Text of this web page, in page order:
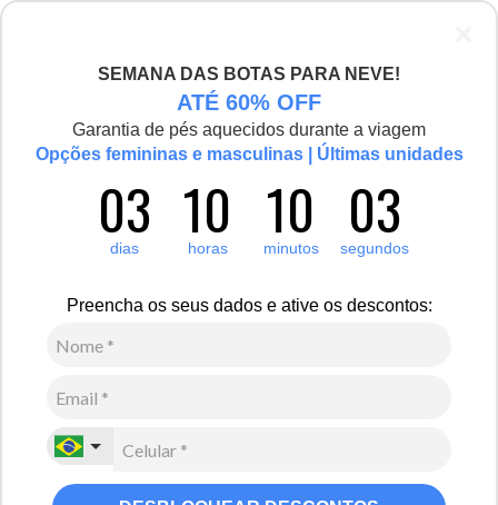
SEMANA DAS BOTAS PARA NEVE!
ATÉ 60% OFF
Garantia de pés aquecidos durante a viagem
Opções femininas e masculinas | Últimas unidades
03
dias 10
horas 10
minutos 03
segundos
Preencha os seus dados e ative os descontos: